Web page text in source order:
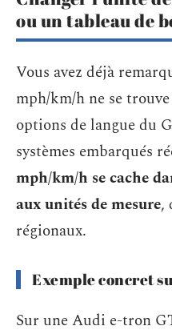
ou un tableau de
Vous avez déjà
mph/km/h ne se
options de langue du
systèmes embarqués
mph/km/h se cache
aux unités de mesure,
régionaux.
Exemple concret
Sur une Audi e-tron